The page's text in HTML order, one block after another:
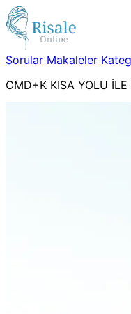
Sorular Makaleler
CMD+K KISA YOLU